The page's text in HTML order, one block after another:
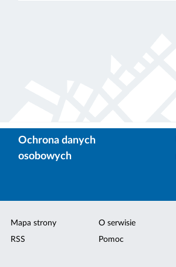
Ochrona danych
osobowych
Mapa strony
RSS
O serwisie
Pomoc